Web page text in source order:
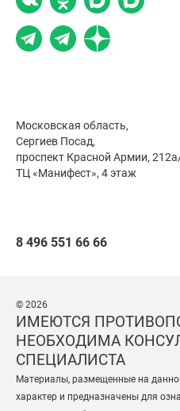
Московская область,
Сергиев Посад,
проспект Красной Армии,
ТЦ «Манифест», 4 этаж
8 496 551 66 66
© 2026
ИМЕЮТСЯ
НЕОБХОДИМА
СПЕЦИАЛИСТА
Материалы, размещенные на
характер и предназначены для